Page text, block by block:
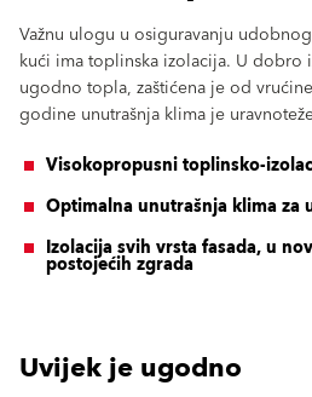
Važnu ulogu u osiguravanju
kući ima toplinska izolacija. U dobro
ugodno topla, zaštićena je od
godine unutrašnja klima je
Visokopropusni toplinsko-
Optimalna unutrašnja klima za
Izolacija svih vrsta fasada, u
postojećih zgrada
Uvijek je ugodno